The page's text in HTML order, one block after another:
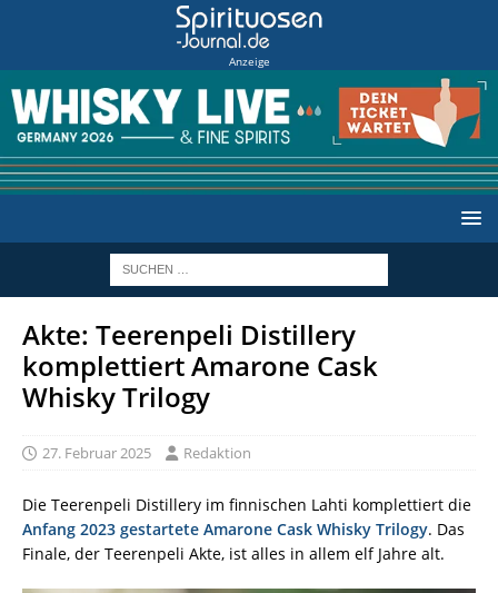
Anzeige
Akte: Teerenpeli Distillery
komplettiert Amarone Cask
Whisky Trilogy
27. Februar 2025 Redaktion
Die Teerenpeli Distillery im finnischen Lahti komplettiert die
Anfang 2023 gestartete Amarone Cask Whisky Trilogy. Das
Finale, der Teerenpeli Akte, ist alles in allem elf Jahre alt.